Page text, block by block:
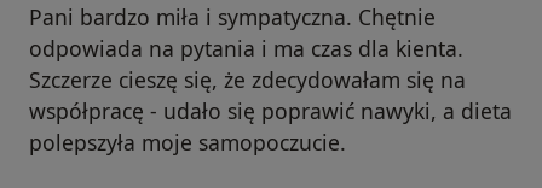
Pani bardzo miła i sympatyczna. Chętnie
odpowiada na pytania i ma czas dla kienta.
Szczerze cieszę się, że zdecydowałam się na
współpracę - udało się poprawić nawyki, a dieta
polepszyła moje samopoczucie.